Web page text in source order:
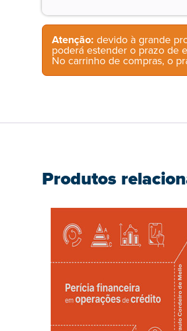
Atenção: devido à grande
poderá estender o prazo de
No carrinho de compras, o
Produtos